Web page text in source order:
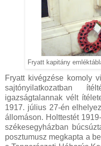
Fryatt kapitány
Fryatt kivégzése komoly
sajtónyilatkozatban
igazságtalannak vélt
1917. július 27-én
állomáson. Holttestét
székesegyházban
posztumusz megkapta a